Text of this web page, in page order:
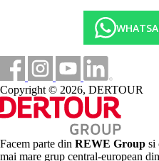
Copyright © 2026, DERTOUR
Facem parte din REWE Group si
mai mare grup central-european